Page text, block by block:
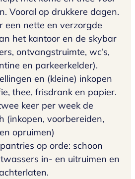
Vooral op drukkere dagen.
een nette en verzorgde
het kantoor en de skybar
ontvangstruimte, wc’s,
en parkeerkelder).
en (kleine) inkopen
thee, frisdrank en papier.
keer per week de
(inkopen, voorbereiden,
opruimen)
op orde: schoon
in- en uitruimen en